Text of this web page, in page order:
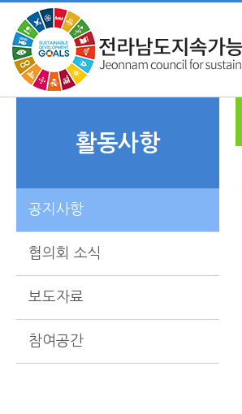
활동사항
공지사항
협의회 소식
보도자료
참여공간